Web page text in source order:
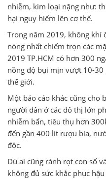
nhiễm, kim loại nặng như:
hại nguy hiểm lên cơ thể.
Trong năm 2019, không khí
nóng nhất chiếm trọn các
2019 TP.HCM có hơn 300
nồng độ bụi mịn vượt 10-30
thế giới.
Một báo cáo khác cũng cho
người dân ở các đô thị lớn
nhiễm bẩn, tiêu thụ hơn
đến gần 400 lít rượu bia,
độc.
Dù ai cũng rành rọt con số
không đủ sức khắc phục